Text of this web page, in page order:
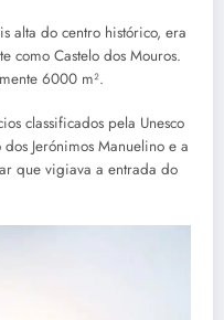
alta do centro histórico, era
como Castelo dos Mouros.
6000 m².
classificados pela Unesco
Jerónimos Manuelino e a
que vigiava a entrada do